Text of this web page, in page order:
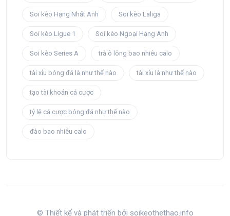
Soi kèo Hạng Nhất Anh Soi kèo Laliga
Soi kèo Ligue 1 Soi kèo Ngoại Hạng Anh
Soi kèo Series A trà ô lông bao nhiêu calo
tài xỉu bóng đá là như thế nào tài xỉu là như thế nào
tạo tài khoản cá cược
tỷ lệ cá cược bóng đá như thế nào​
đào bao nhiêu calo
© Thiết kế và phát triển bởi soikeothethao.info